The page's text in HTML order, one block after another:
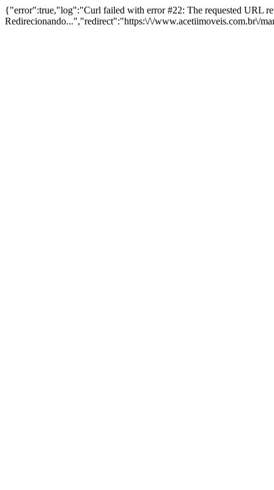
{"error":true,"log":"Curl failed with error #22: The requested URL
Redirecionando...","redirect":"https:\/\/www.acetiimoveis.com.br\/